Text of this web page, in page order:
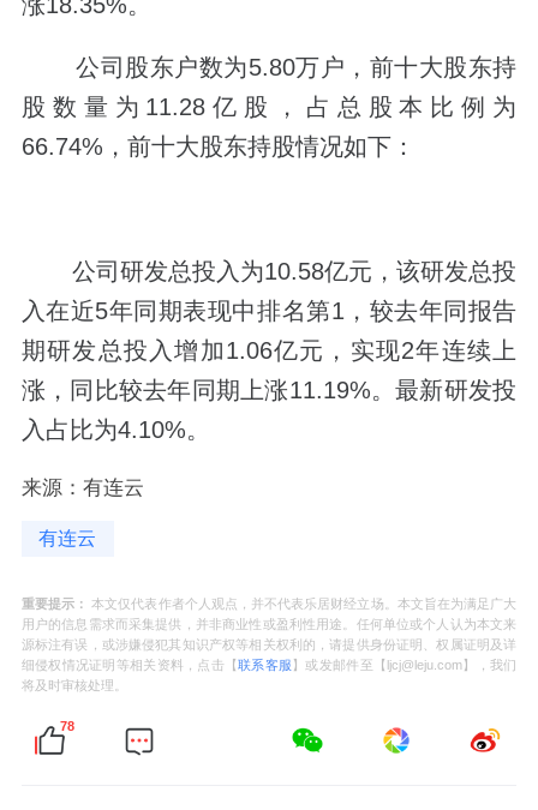
公司股东户数为5.80万户，前十大股东持
股数量为11.28亿股，占总股本比例为
66.74%，前十大股东持股情况如下：
公司研发总投入为10.58亿元，该研发总投
入在近5年同期表现中排名第1，较去年同报告
期研发总投入增加1.06亿元，实现2年连续上
涨，同比较去年同期上涨11.19%。最新研发投
入占比为4.10%。
来源：有连云
有连云
重要提示： 本文仅代表作者个人观点，并不代表乐居财经立场。本文旨在为满足广大
用户的信息需求而采集提供，并非商业性或盈利性用途。任何单位或个人认为本文来
源标注有误，或涉嫌侵犯其知识产权等相关权利的，请提供身份证明、权属证明及详
细侵权情况证明等相关资料，点击【联系客服 】或发邮件至【ljcj@leju.com】，我们
将及时审核处理。
78